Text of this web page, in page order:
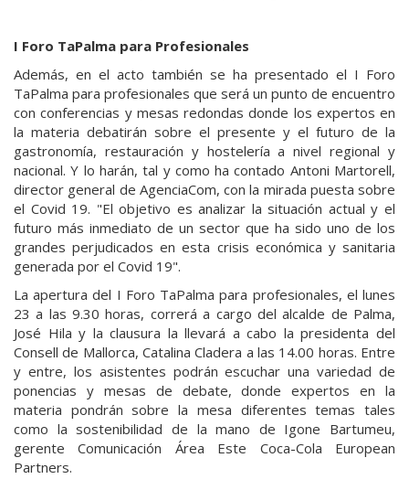
I Foro TaPalma para Profesionales
Además, en el acto también se ha presentado el I Foro
TaPalma para profesionales que será un punto de encuentro
con conferencias y mesas redondas donde los expertos en
la materia debatirán sobre el presente y el futuro de la
gastronomía, restauración y hostelería a nivel regional y
nacional. Y lo harán, tal y como ha contado Antoni Martorell,
director general de AgenciaCom, con la mirada puesta sobre
el Covid 19. "El objetivo es analizar la situación actual y el
futuro más inmediato de un sector que ha sido uno de los
grandes perjudicados en esta crisis económica y sanitaria
generada por el Covid 19".
La apertura del I Foro TaPalma para profesionales, el lunes
23 a las 9.30 horas, correrá a cargo del alcalde de Palma,
José Hila y la clausura la llevará a cabo la presidenta del
Consell de Mallorca, Catalina Cladera a las 14.00 horas. Entre
y entre, los asistentes podrán escuchar una variedad de
ponencias y mesas de debate, donde expertos en la
materia pondrán sobre la mesa diferentes temas tales
como la sostenibilidad de la mano de Igone Bartumeu,
gerente Comunicación Área Este Coca-Cola European
Partners.